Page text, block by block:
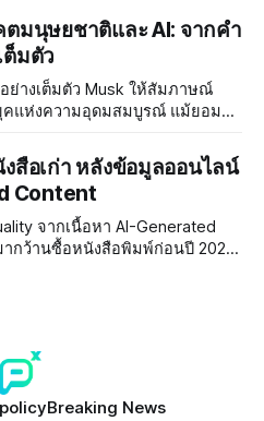
มนุษยชาติและ AI: จากคำ
ต็มตัว
ย่างเต็มตัว Musk ให้สัมภาษณ์
คแห่งความอุดมสมบูรณ์ แม้ยอมรับ
สือเก่า หลังข้อมูลออนไลน์
Content
จากเนื้อหา AI-Generated
กว้านซื้อหนังสือพิมพ์ก่อนปี 2022
Breaking News